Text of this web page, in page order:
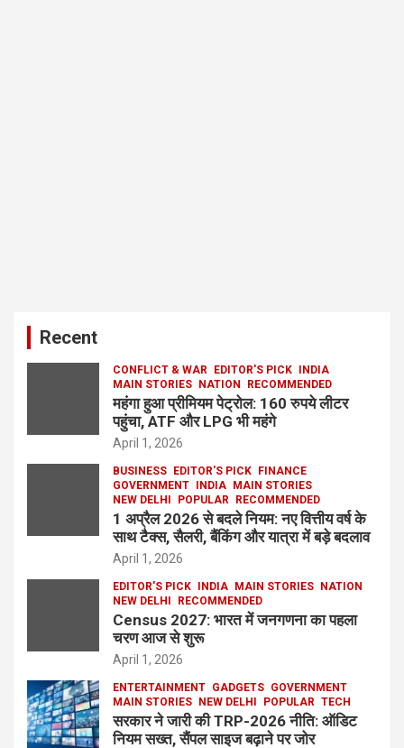
Recent
CONFLICT & WAR EDITOR'S PICK
INDIA
MAIN STORIES
NATION RECOMMENDED
महंगा हुआ प्रीमियम पेट्रोल: 160 रुपये लीटर
पहुंचा, ATF और LPG भी महंगे
April 1, 2026
BUSINESS EDITOR'S PICK
FINANCE
GOVERNMENT
INDIA
MAIN STORIES
NEW DELHI
POPULAR RECOMMENDED
1 अप्रैल 2026 से बदले नियम: नए वित्तीय वर्ष के
साथ टैक्स, सैलरी, बैंकिंग और यात्रा में बड़े बदलाव
April 1, 2026
EDITOR'S PICK INDIA MAIN STORIES
NATION
NEW DELHI
RECOMMENDED
Census 2027: भारत में जनगणना का पहला
चरण आज से शुरू
April 1, 2026
ENTERTAINMENT GADGETS GOVERNMENT
MAIN STORIES
NEW DELHI POPULAR TECH
सरकार ने जारी की TRP-2026 नीति: ऑडिट
नियम सख्त, सैंपल साइज बढ़ाने पर जोर